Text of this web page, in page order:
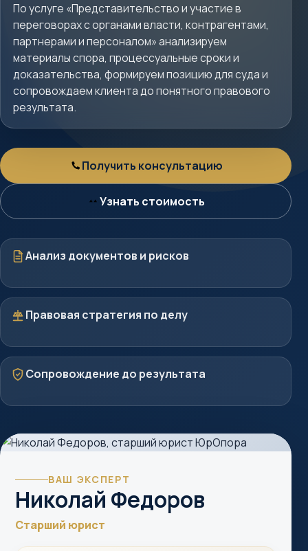
По услуге «Представительство и участие в
переговорах с органами власти, контрагентами,
партнерами и персоналом» анализируем
материалы спора, процессуальные сроки и
доказательства, формируем позицию для суда и
сопровождаем клиента до понятного правового
результата.
Консультация
Получить консультацию
Стоимость
Узнать стоимость
Документы
Анализ документов и рисков
Стратегия
Правовая стратегия по делу
Защита
Сопровождение до результата
ВАШ ЭКСПЕРТ
Николай Федоров
Старший юрист